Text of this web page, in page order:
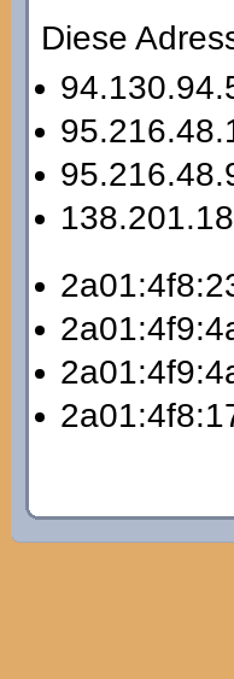
Diese